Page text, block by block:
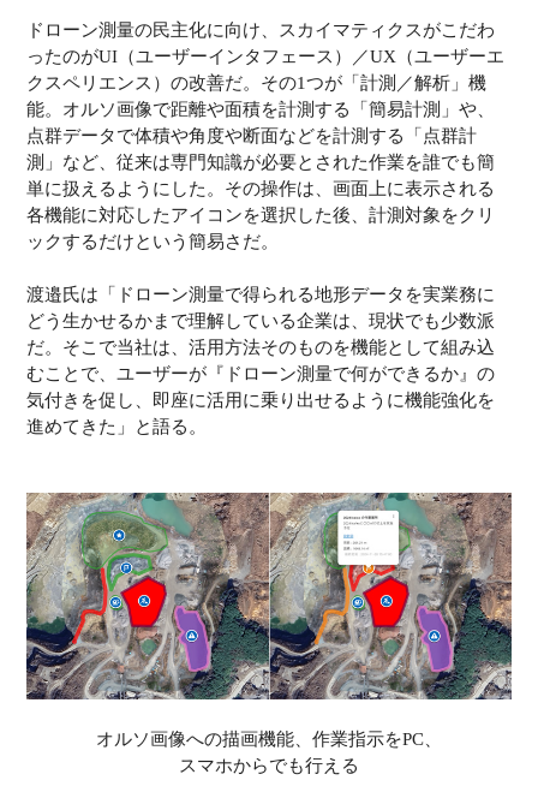
ドローン測量の民主化に向け、スカイマティクスがこだわ
ったのがUI（ユーザーインタフェース）／UX（ユーザーエ
クスペリエンス）の改善だ。その1つが「計測／解析」機
能。オルソ画像で距離や面積を計測する「簡易計測」や、
点群データで体積や角度や断面などを計測する「点群計
測」など、従来は専門知識が必要とされた作業を誰でも簡
単に扱えるようにした。その操作は、画面上に表示される
各機能に対応したアイコンを選択した後、計測対象をクリ
ックするだけという簡易さだ。
渡邉氏は「ドローン測量で得られる地形データを実業務に
どう生かせるかまで理解している企業は、現状でも少数派
だ。そこで当社は、活用方法そのものを機能として組み込
むことで、ユーザーが『ドローン測量で何ができるか』の
気付きを促し、即座に活用に乗り出せるように機能強化を
進めてきた」と語る。
オルソ画像への描画機能、作業指示をPC、
スマホからでも行える